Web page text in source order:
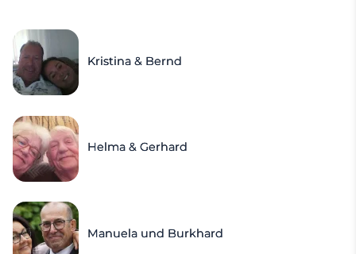
Kristina & Bernd
Helma & Gerhard
Manuela und Burkhard